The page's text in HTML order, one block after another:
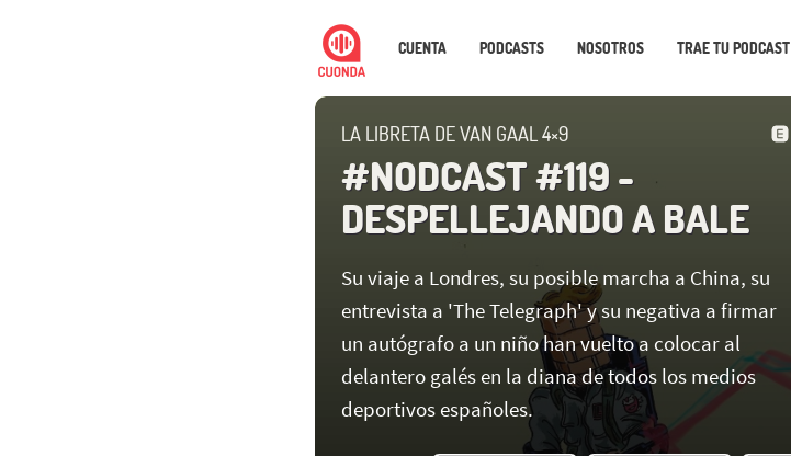
CUENTA PODCASTS NOSOTROS TRAE TU PODCAST
LA LIBRETA DE VAN GAAL 4×9
#NODCAST #119 -
DESPELLEJANDO A BALE
Su viaje a Londres, su posible marcha a China, su
entrevista a 'The Telegraph' y su negativa a firmar
un autógrafo a un niño han vuelto a colocar al
delantero galés en la diana de todos los medios
deportivos españoles.